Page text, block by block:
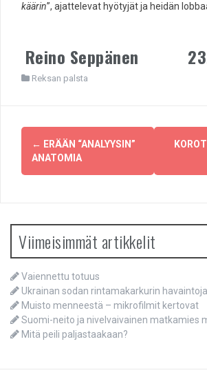
käärin”, ajattelevat hyötyjät ja heidän
Reino Seppänen
Reksan palsta
Post
navigation
← ERÄÄN “ANALYYSIN”
ANATOMIA
Viimeisimmät artikkelit
Vaiennettu totuus
Ukrainan sodan rintamakarkurin havaintoja
Muisto menneestä – mikrofilmit kertovat
Suomi-neito ja nivelvaivainen matkamies
Mitä peili paljastaakaan?